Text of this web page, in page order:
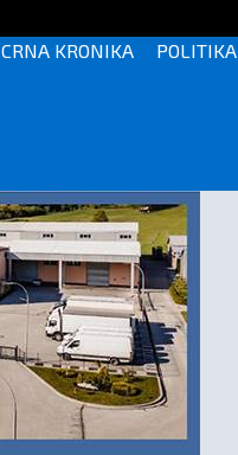
CRNA KRONIKA POLITIKA